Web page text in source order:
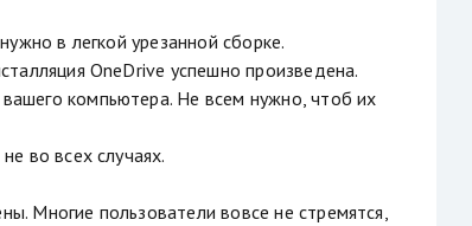
в легкой урезанной сборке.
OneDrive успешно произведена.
компьютера. Не всем нужно, чтоб их
во всех случаях.
Многие пользователи вовсе не стремятся,